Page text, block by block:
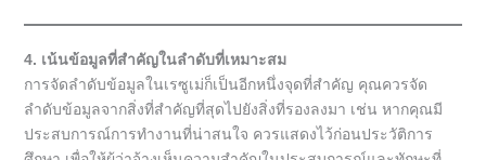
4. เน้นข้อมูลที่สำคัญในลำดับที่เหมาะสม
การจัดลำดับข้อมูลในเรซูเม่ก็เป็นอีกหนึ่งจุดที่สำคัญ คุณควรจัด
ลำดับข้อมูลจากสิ่งที่สำคัญที่สุดไปยังสิ่งที่รองลงมา เช่น หากคุณมี
ประสบการณ์การทำงานที่น่าสนใจ ควรแสดงไว้ก่อนประวัติการ